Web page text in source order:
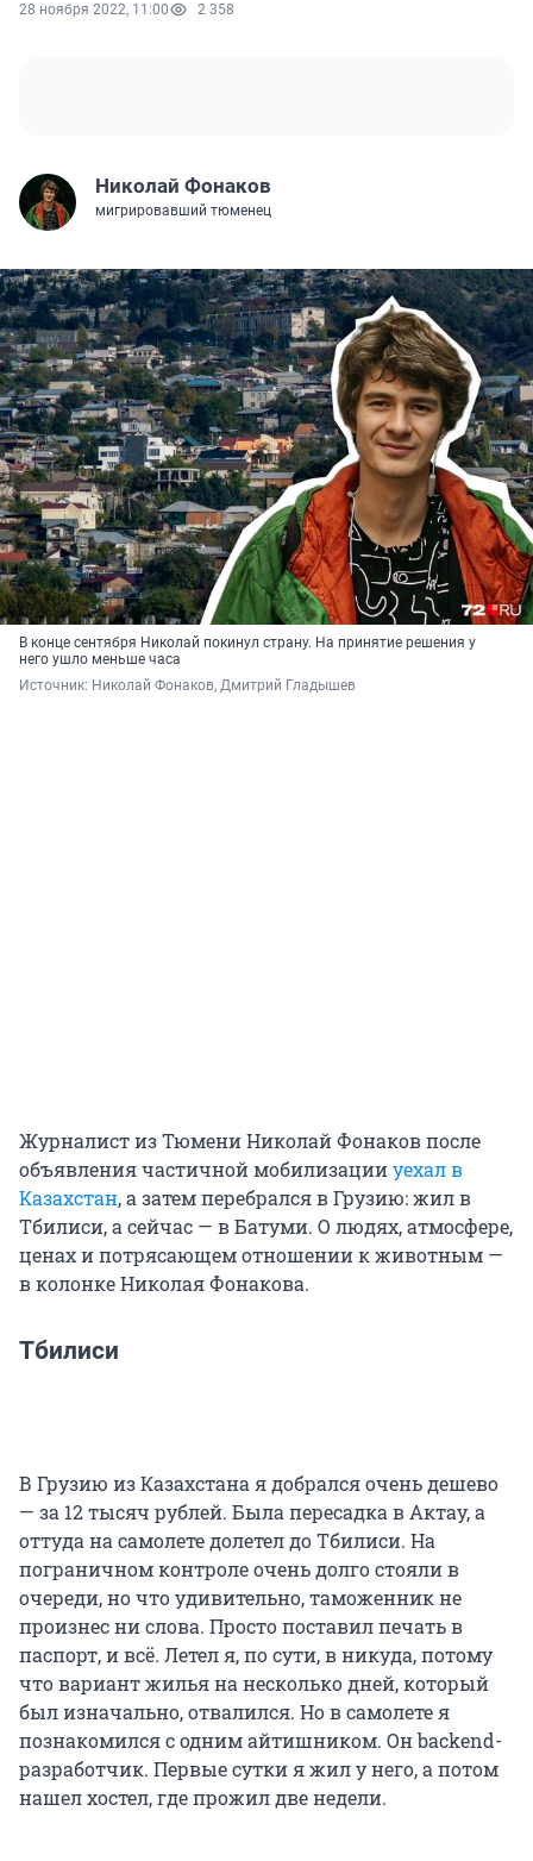
28 ноября 2022, 11:00 2 358
Николай Фонаков
мигрировавший тюменец
В конце сентября Николай покинул страну. На принятие решения у
него ушло меньше часа
Источник: Николай Фонаков, Дмитрий Гладышев
Журналист из Тюмени Николай Фонаков после
объявления частичной мобилизацииуехал в
Казахстан, а затем перебрался в Грузию: жил в
Тбилиси, а сейчас — в Батуми. О людях, атмосфере,
ценах и потрясающем отношении к животным —
в колонке Николая Фонакова.
Тбилиси
В Грузию из Казахстана я добрался очень дешево
— за 12 тысяч рублей. Была пересадка в Актау, а
оттуда на самолете долетел до Тбилиси. На
пограничном контроле очень долго стояли в
очереди, но что удивительно, таможенник не
произнес ни слова. Просто поставил печать в
паспорт, и всё. Летел я, по сути, в никуда, потому
что вариант жилья на несколько дней, который
был изначально, отвалился. Но в самолете я
познакомился с одним айтишником. Он backend-
разработчик. Первые сутки я жил у него, а потом
нашел хостел, где прожил две недели.